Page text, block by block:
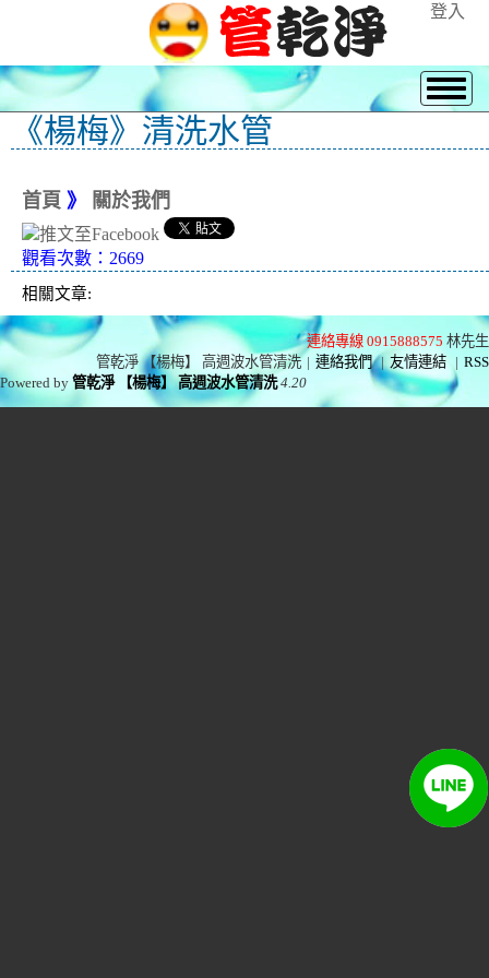
登入
《楊梅》清洗水管
首頁 》 關於我們
觀看次數：2669
相關文章:
連絡專線 0915888575 林先生
管乾淨 【楊梅】 高週波水管清洗 | 連絡我們 | 友情連結 | RSS
Powered by管乾淨 【楊梅】 高週波水管清洗 4.20